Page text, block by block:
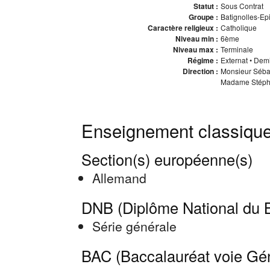
Statut : Sous Contrat
Groupe : Batignolles-
Caractère religieux : Catholique
Niveau min : 6ème
Niveau max : Terminale
Régime : Externat •
Direction : Monsieur
Madame
Enseignement
Section(s) européenne(s)
Allemand
DNB (Diplôme National du
Série générale
BAC (Baccalauréat voie